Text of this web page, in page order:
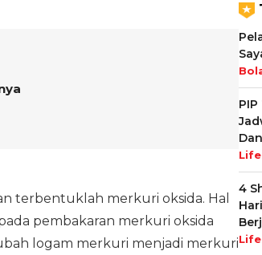
terbentuklah merkuri oksida. Hal
pembakaran merkuri oksida
logam merkuri menjadi merkuri
4